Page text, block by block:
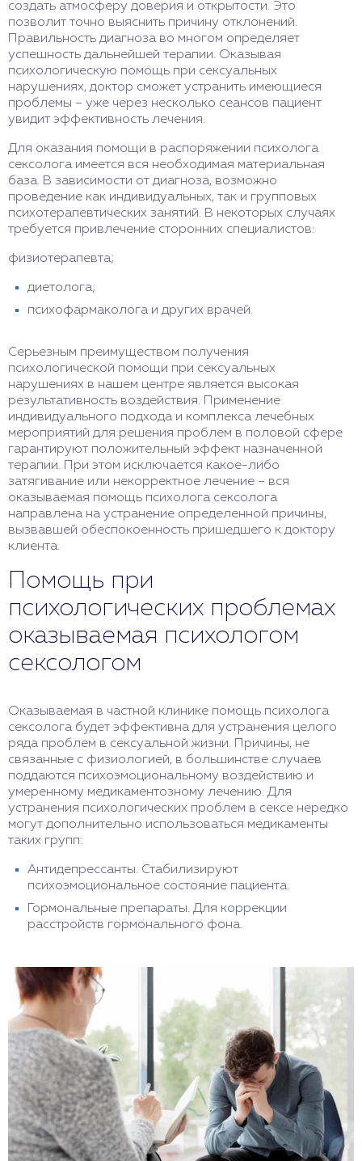
создать атмосферу доверия и открытости. Это
позволит точно выяснить причину отклонений.
Правильность диагноза во многом определяет
успешность дальнейшей терапии. Оказывая
психологическую помощь при сексуальных
нарушениях, доктор сможет устранить имеющиеся
проблемы – уже через несколько сеансов пациент
увидит эффективность лечения.
Для оказания помощи в распоряжении психолога
сексолога имеется вся необходимая материальная
база. В зависимости от диагноза, возможно
проведение как индивидуальных, так и групповых
психотерапевтических занятий. В некоторых случаях
требуется привлечение сторонних специалистов:
физиотерапевта;
диетолога;
психофармаколога и других врачей.
Серьезным преимуществом получения
психологической помощи при сексуальных
нарушениях в нашем центре является высокая
результативность воздействия. Применение
индивидуального подхода и комплекса лечебных
мероприятий для решения проблем в половой сфере
гарантируют положительный эффект назначенной
терапии. При этом исключается какое-либо
затягивание или некорректное лечение – вся
оказываемая помощь психолога сексолога
направлена на устранение определенной причины,
вызвавшей обеспокоенность пришедшего к доктору
клиента.
Помощь при
психологических проблемах
оказываемая психологом
сексологом
Оказываемая в частной клинике помощь психолога
сексолога будет эффективна для устранения целого
ряда проблем в сексуальной жизни. Причины, не
связанные с физиологией, в большинстве случаев
поддаются психоэмоциональному воздействию и
умеренному медикаментозному лечению. Для
устранения психологических проблем в сексе нередко
могут дополнительно использоваться медикаменты
таких групп:
Антидепрессанты. Стабилизируют
психоэмоциональное состояние пациента.
Гормональные препараты. Для коррекции
расстройств гормонального фона.